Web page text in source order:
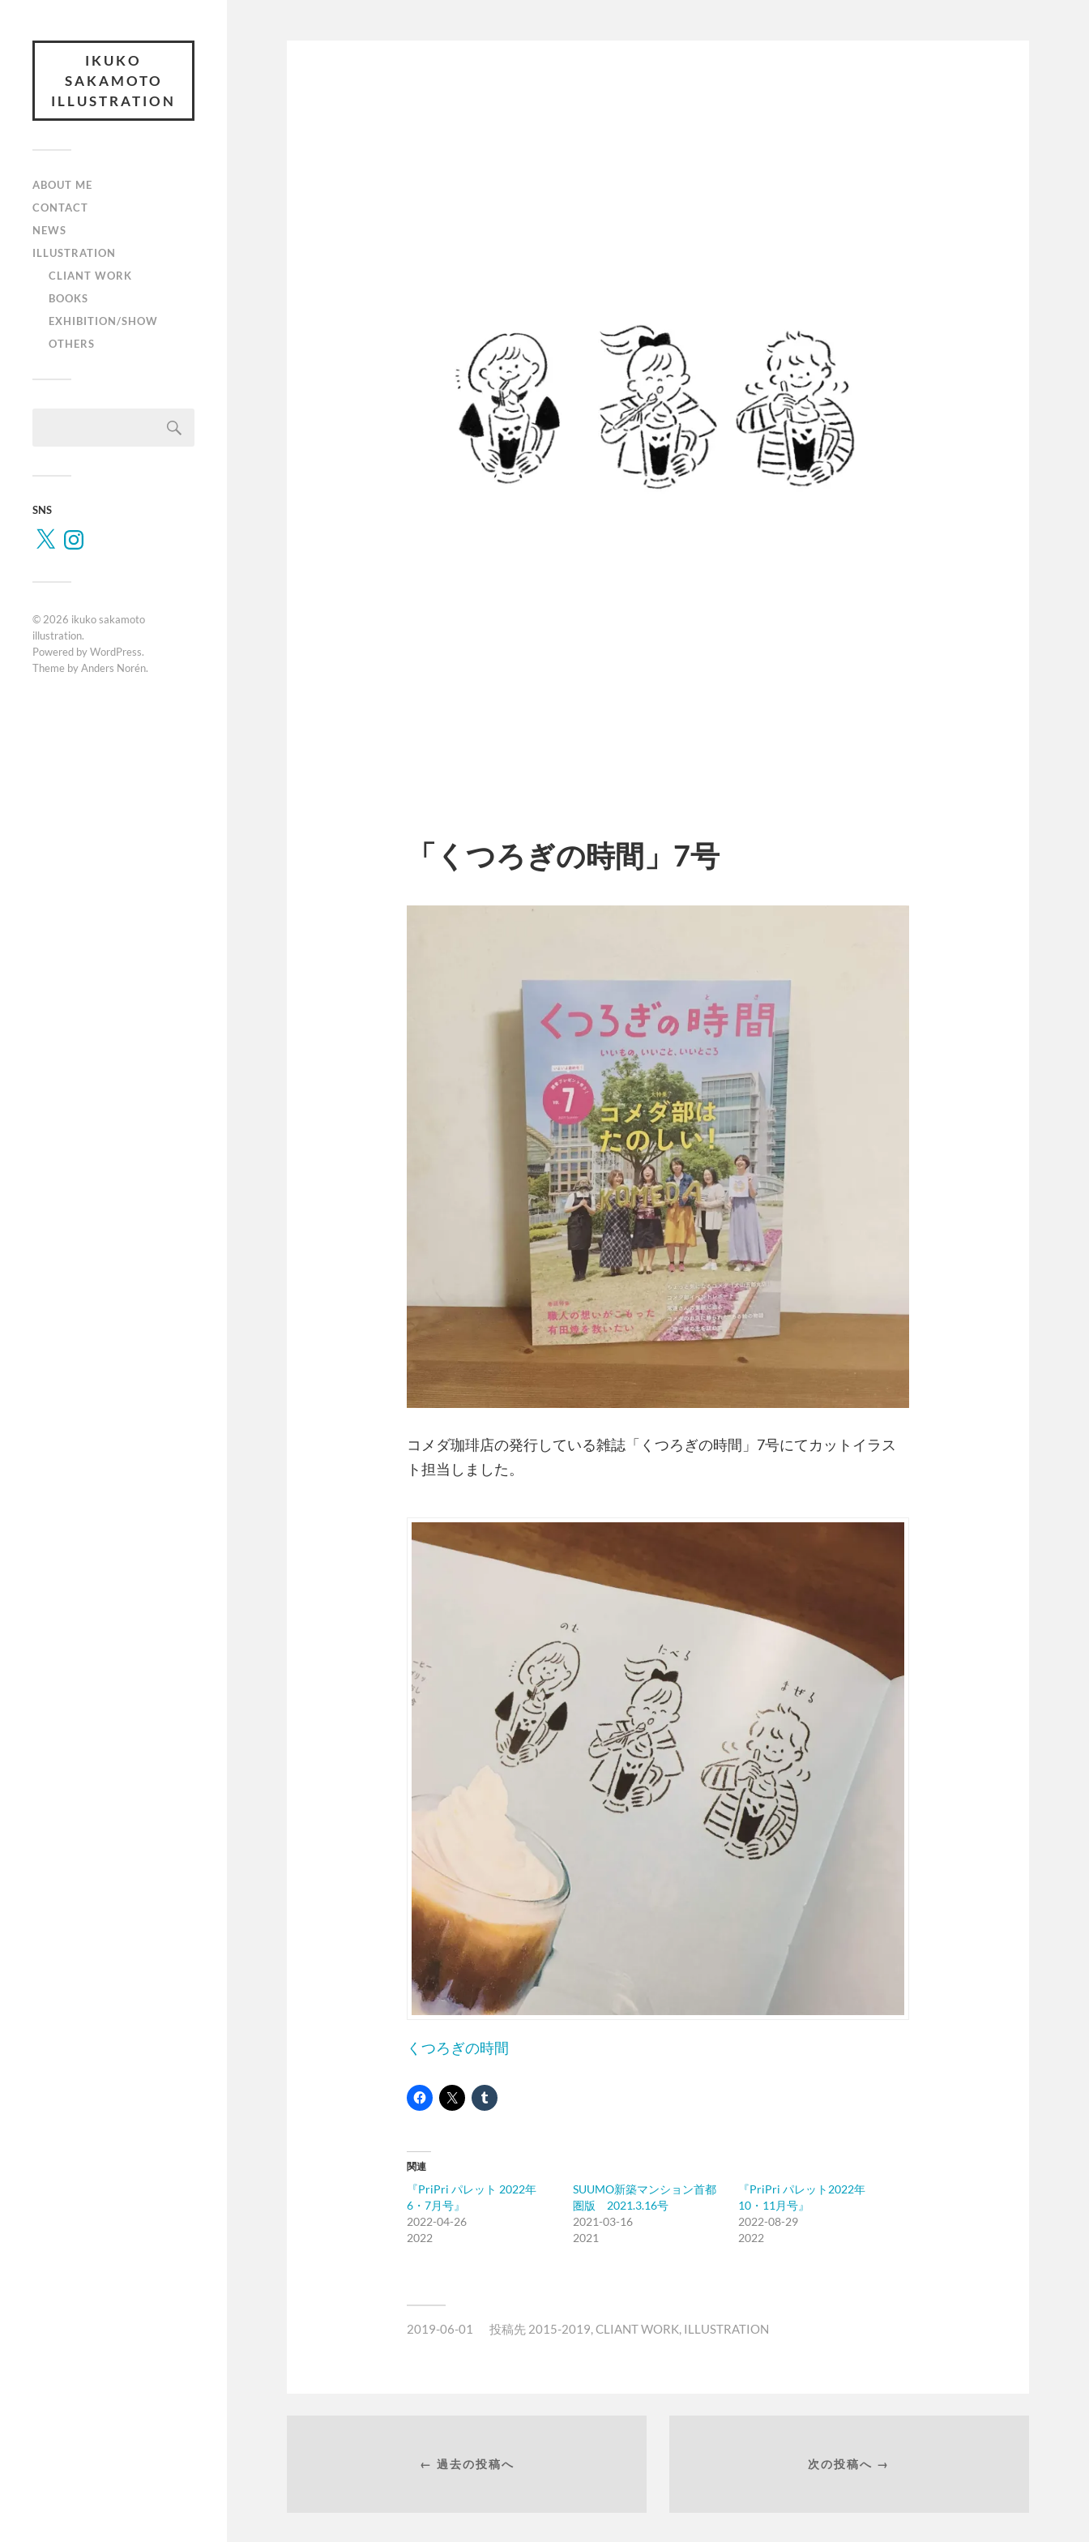
IKUKO
SAKAMOTO
ILLUSTRATION
ABOUT ME
CONTACT
NEWS
ILLUSTRATION
CLIANT WORK
BOOKS
EXHIBITION/SHOW
OTHERS
SNS
© 2026 ikuko sakamoto
illustration.
Powered byWordPress.
Theme byAnders Norén.
「くつろぎの時間」7号
コメダ珈琲店の発行している雑誌「くつろぎの時間」7号にてカットイラス
ト担当しました。
くつろぎの時間
関連
『PriPri パレット 2022年
6・7月号』
2022-04-26
2022
SUUMO新築マンション首都
圏版 2021.3.16号
2021-03-16
2021
『PriPri パレット2022年
10・11月号』
2022-08-29
2022
2019-06-01 投稿先 2015-2019,CLIANT WORK, ILLUSTRATION
← 過去の投稿へ 次の投稿へ →